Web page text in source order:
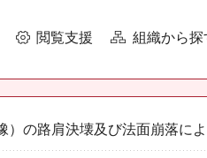
閲覧支援 組織から探
）の路肩決壊及び法面崩落に